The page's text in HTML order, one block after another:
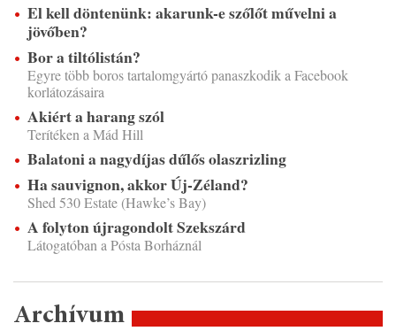
El kell döntenünk: akarunk-e szőlőt művelni a
jövőben?
Bor a tiltólistán?
Egyre több boros tartalomgyártó panaszkodik a Facebook
korlátozásaira
Akiért a harang szól
Terítéken a Mád Hill
Balatoni a nagydíjas dűlős olaszrizling
Ha sauvignon, akkor Új-Zéland?
Shed 530 Estate (Hawke’s Bay)
A folyton újragondolt Szekszárd
Látogatóban a Pósta Borháznál
Archívum